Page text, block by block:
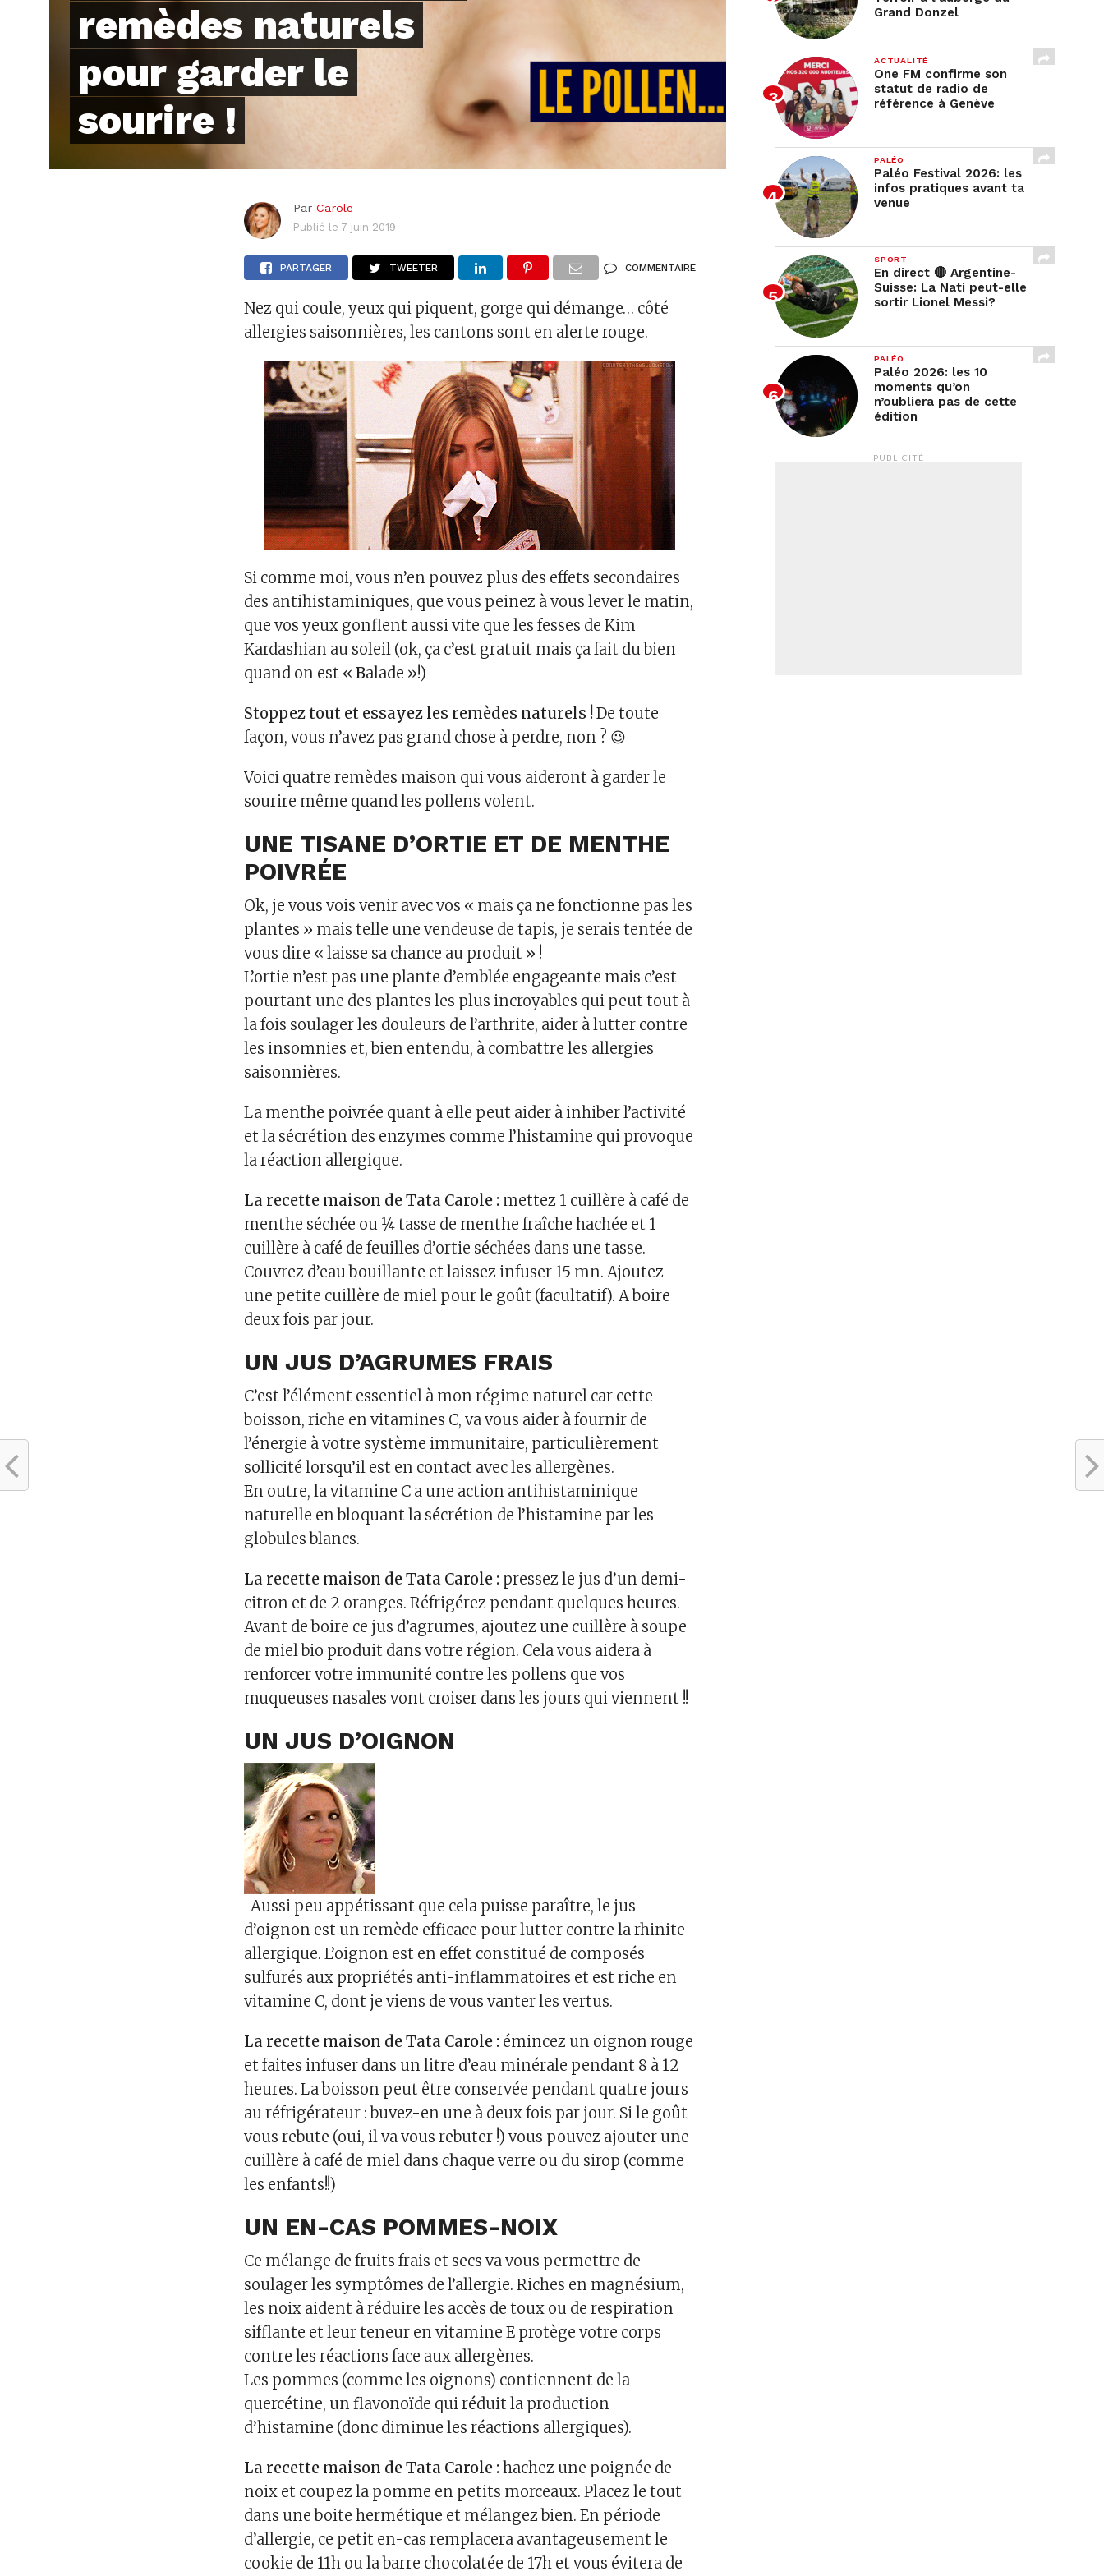
remèdes naturels
pour garder le
sourire !
Par Carole
Publié le 7 juin 2019
PARTAGER TWEETER COMMENTAIRE
Nez qui coule, yeux qui piquent, gorge qui démange… côté
allergies saisonnières, les cantons sont en alerte rouge.
Si comme moi, vous n’en pouvez plus des effets secondaires
des antihistaminiques, que vous peinez à vous lever le matin,
que vos yeux gonflent aussi vite que les fesses de Kim
Kardashian au soleil (ok, ça c’est gratuit mais ça fait du bien
quand on est «Balade »!)
Stoppez tout et essayez les remèdes naturels !De toute
façon, vous n’avez pas grand chose à perdre, non ? 😉
Voici quatre remèdes maison qui vous aideront à garder le
sourire même quand les pollens volent.
UNE TISANE D’ORTIE ET DE MENTHE
POIVRÉE
Ok, je vous vois venir avec vos « mais ça ne fonctionne pas les
plantes » mais telle une vendeuse de tapis, je serais tentée de
vous dire « laisse sa chance au produit » !
L’ortie n’est pas une plante d’emblée engageante mais c’est
pourtant une des plantes les plus incroyables qui peut tout à
la fois soulager les douleurs de l’arthrite, aider à lutter contre
les insomnies et, bien entendu, à combattre les allergies
saisonnières.
La menthe poivrée quant à elle peut aider à inhiber l’activité
et la sécrétion des enzymes comme l’histamine qui provoque
la réaction allergique.
La recette maison de Tata Carole : mettez 1 cuillère à café de
menthe séchée ou ¼ tasse de menthe fraîche hachée et 1
cuillère à café de feuilles d’ortie séchées dans une tasse.
Couvrez d’eau bouillante et laissez infuser 15 mn. Ajoutez
une petite cuillère de miel pour le goût (facultatif). A boire
deux fois par jour.
UN JUS D’AGRUMES FRAIS
C’est l’élément essentiel à mon régime naturel car cette
boisson, riche en vitamines C, va vous aider à fournir de
l’énergie à votre système immunitaire, particulièrement
sollicité lorsqu’il est en contact avec les allergènes.
En outre, la vitamine C a une action antihistaminique
naturelle en bloquant la sécrétion de l’histamine par les
globules blancs.
La recette maison de Tata Carole : pressez le jus d’un demi-
citron et de 2 oranges. Réfrigérez pendant quelques heures.
Avant de boire ce jus d’agrumes, ajoutez une cuillère à soupe
de miel bio produit dans votre région. Cela vous aidera à
renforcer votre immunité contre les pollens que vos
muqueuses nasales vont croiser dans les jours qui viennent !!
UN JUS D’OIGNON
Aussi peu appétissant que cela puisse paraître, le jus
d’oignon est un remède efficace pour lutter contre la rhinite
allergique. L’oignon est en effet constitué de composés
sulfurés aux propriétés anti-inflammatoires et est riche en
vitamine C, dont je viens de vous vanter les vertus.
La recette maison de Tata Carole : émincez un oignon rouge
et faites infuser dans un litre d’eau minérale pendant 8 à 12
heures. La boisson peut être conservée pendant quatre jours
au réfrigérateur : buvez-en une à deux fois par jour. Si le goût
vous rebute (oui, il va vous rebuter !) vous pouvez ajouter une
cuillère à café de miel dans chaque verre ou du sirop (comme
les enfants!!)
UN EN-CAS POMMES-NOIX
Ce mélange de fruits frais et secs va vous permettre de
soulager les symptômes de l’allergie. Riches en magnésium,
les noix aident à réduire les accès de toux ou de respiration
sifflante et leur teneur en vitamine E protège votre corps
contre les réactions face aux allergènes.
Les pommes (comme les oignons) contiennent de la
quercétine, un flavonoïde qui réduit la production
d’histamine (donc diminue les réactions allergiques).
La recette maison de Tata Carole : hachez une poignée de
noix et coupez la pomme en petits morceaux. Placez le tout
dans une boite hermétique et mélangez bien. En période
d’allergie, ce petit en-cas remplacera avantageusement le
cookie de 11h ou la barre chocolatée de 17h et vous évitera de
Grand Donzel
ACTUALITÉ
One FM confirme son
statut de radio de
référence à Genève
PALÉO
Paléo Festival 2026: les
infos pratiques avant ta
venue
SPORT
En direct 🔴 Argentine-
Suisse: La Nati peut-elle
sortir Lionel Messi?
PALÉO
Paléo 2026: les 10
moments qu’on
n’oubliera pas de cette
édition
PUBLICITÉ